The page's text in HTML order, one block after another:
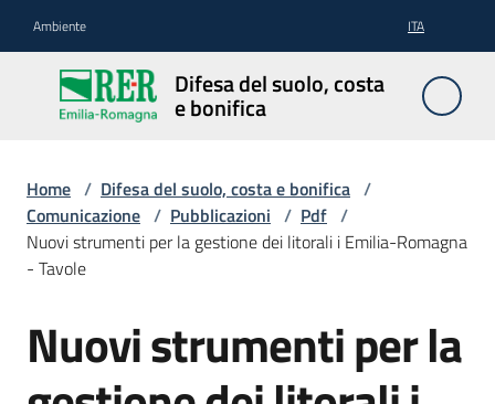
Ambiente ITA
Difesa del suolo, costa
e bonifica
Difesa
del
suolo,
bonifica
Pianificazione
programmazione
Home / Difesa del suolo, costa e bonifica /
Comunicazione / Pubblicazioni / Pdf /
Nuovi strumenti per la gestione dei litorali i Emilia-Romagna
- Tavole
Nuovi strumenti per la